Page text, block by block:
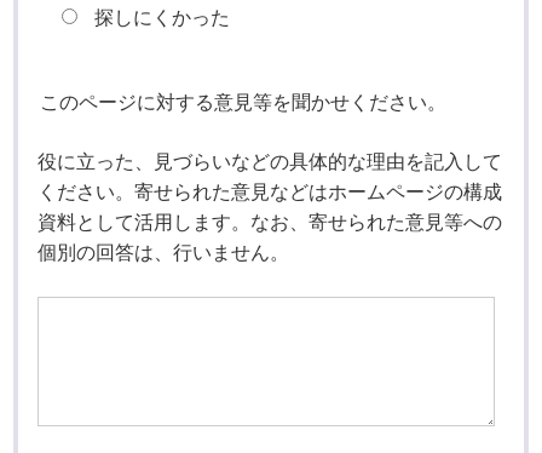
探しにくかった
このページに対する意見等を聞かせください。
役に立った、見づらいなどの具体的な理由を記入して
ください。寄せられた意見などはホームページの構成
資料として活用します。なお、寄せられた意見等への
個別の回答は、行いません。